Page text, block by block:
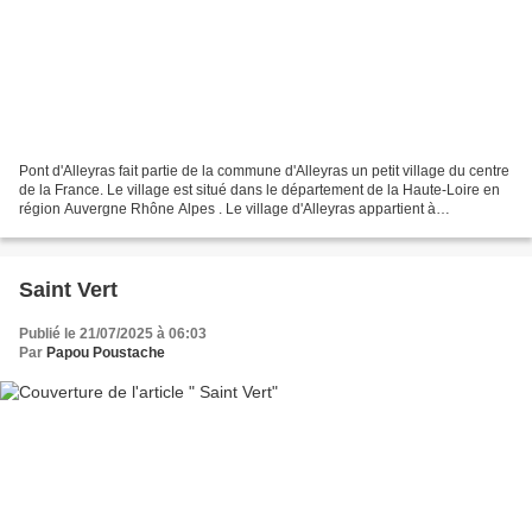
Pont d'Alleyras fait partie de la commune d'Alleyras un petit village du centre
de la France. Le village est situé dans le département de la Haute-Loire en
région Auvergne Rhône Alpes . Le village d'Alleyras appartient à
Saint Vert
Publié le 21/07/2025 à 06:03
Par Papou Poustache